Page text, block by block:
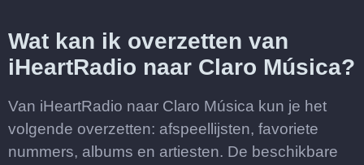
Wat kan ik overzetten van
iHeartRadio naar Claro Música?
Van iHeartRadio naar Claro Música kun je het
volgende overzetten: afspeellijsten, favoriete
nummers, albums en artiesten. De beschikbare